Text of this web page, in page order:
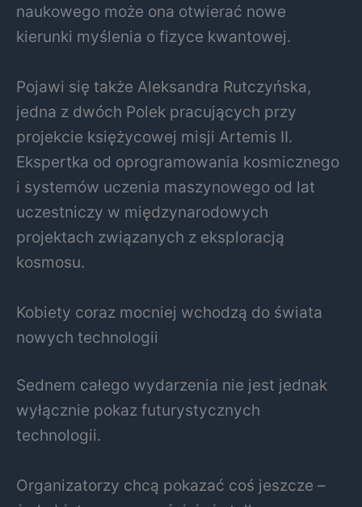
naukowego może ona otwierać nowe
kierunki myślenia o fizyce kwantowej.
Pojawi się także Aleksandra Rutczyńska,
jedna z dwóch Polek pracujących przy
projekcie księżycowej misji Artemis II.
Ekspertka od oprogramowania kosmicznego
i systemów uczenia maszynowego od lat
uczestniczy w międzynarodowych
projektach związanych z eksploracją
kosmosu.
Kobiety coraz mocniej wchodzą do świata
nowych technologii
Sednem całego wydarzenia nie jest jednak
wyłącznie pokaz futurystycznych
technologii.
Organizatorzy chcą pokazać coś jeszcze –